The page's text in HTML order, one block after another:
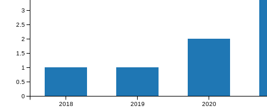
2018 2019 2020
0
0.5
1
1.5
2
2.5
3